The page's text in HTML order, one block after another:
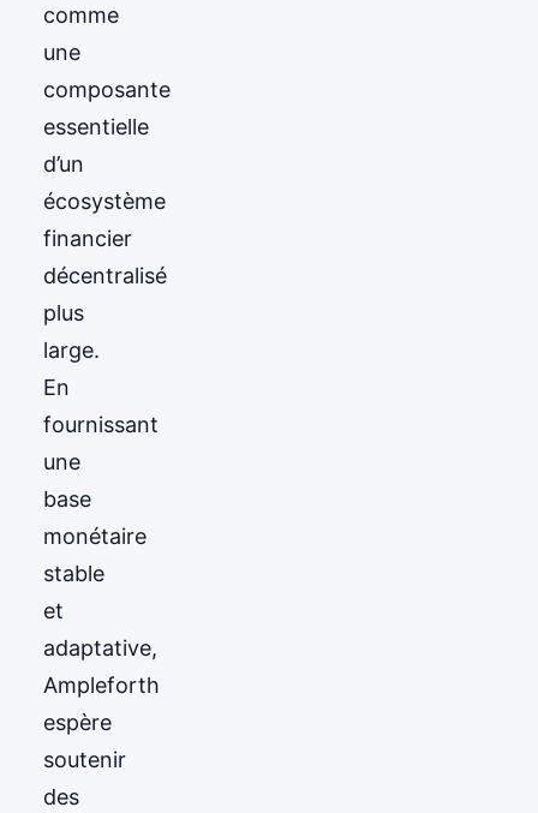
comme
une
composante
essentielle
d’un
écosystème
financier
décentralisé
plus
large.
En
fournissant
une
base
monétaire
stable
et
adaptative,
Ampleforth
espère
soutenir
des